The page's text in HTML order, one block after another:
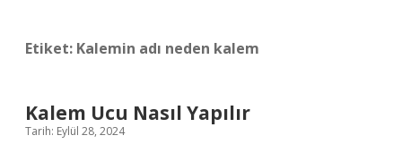
Etiket: Kalemin adı neden kalem
Kalem Ucu Nasıl Yapılır
Tarih: Eylül 28, 2024